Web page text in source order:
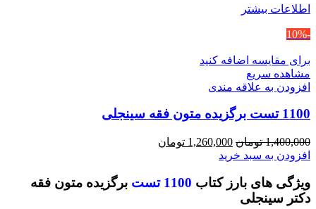
اطلاعات بیشتر
-10%
برای مقایسه اضافه کنید
مشاهده سریع
افزودن به علاقه مندی
1100 تست برگزیده متون فقه سینجلی
1,400,000 تومان قیمت
اصلی
بود.
1,260,000 تومان
است.
افزودن به سبد خرید
ویژگی های بارز کتاب 1100 تست
برگزیده متون فقه
دکتر سینجلی